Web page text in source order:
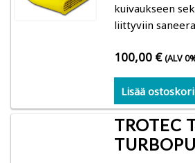
Kuivauksen ohjaus
Kosteusmittarit bioenergia –
polttopuu, hake, turve
Gann: Polttopuun
kuivaukseen
liittyviin
100,00 € (ALV
Lisää
TROTEC